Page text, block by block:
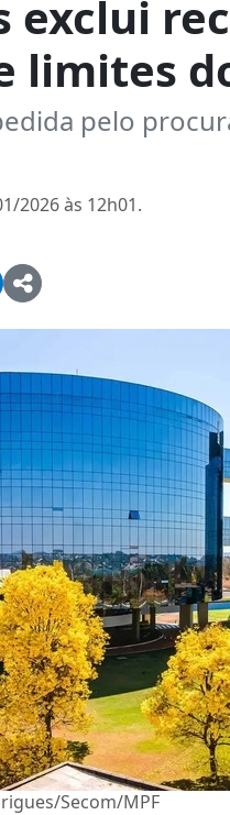
exclui
limites
pelo
2026 às 12h01.
Secom/MPF